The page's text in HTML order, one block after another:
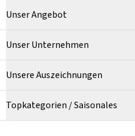
Unser Angebot
Unser Unternehmen
Unsere Auszeichnungen
Topkategorien / Saisonales